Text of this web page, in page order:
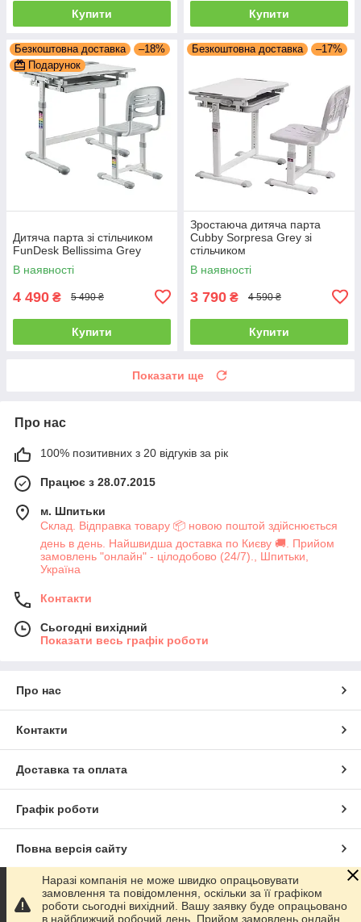
Купити Купити
Безкоштовна доставка
–18%
Подарунок
Дитяча парта зі стільчиком
FunDesk Bellissima Grey
В наявності
4 490 ₴ 5 490 ₴
Купити
Безкоштовна доставка –17%
Зростаюча дитяча парта
Cubby Sorpresa Grey зі
стільчиком
В наявності
3 790 ₴ 4 590 ₴
Купити
Показати ще
Про нас
100% позитивних з 20 відгуків за рік
Працює з 28.07.2015
м. Шпитьки
Склад. Відправка товару 📦 новою поштой здійснюється
день в день. Найшвидша доставка по Києву 🚚. Прийом
замовлень "онлайн" - цілодобово (24/7)., Шпитьки,
Україна
Контакти
Сьогодні вихідний
Показати весь графік роботи
Про нас
Контакти
Доставка та оплата
Графік роботи
Повна версія сайту
Сайт створено на маркетплейсіProm.ua
Наразі компанія не може швидко опрацьовувати
замовлення та повідомлення, оскільки за її графіком
роботи сьогодні вихідний. Вашу заявку буде опрацьовано
в найближчий робочий день. Прийом замовлень онлайн